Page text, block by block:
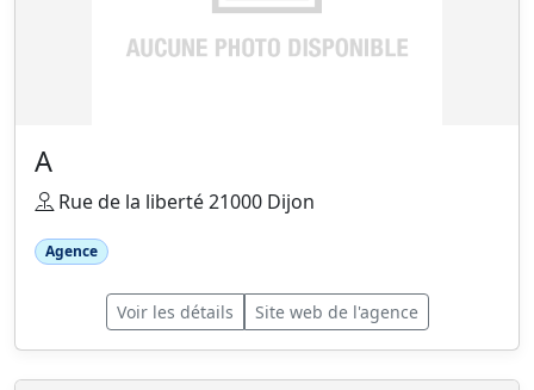
A
Rue de la liberté 21000 Dijon
Agence
Voir les détails Site web de l'agence